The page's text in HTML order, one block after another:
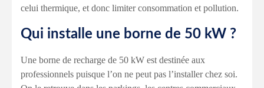
celui thermique, et donc limiter consommation et pollution.
Qui installe une borne de 50 kW ?
Une borne de recharge de 50 kW est destinée aux
professionnels puisque l’on ne peut pas l’installer chez soi.